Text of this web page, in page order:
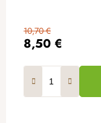
8,50 €
10,70 €